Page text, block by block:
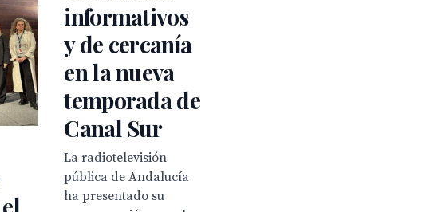
informativos
y de cercanía
en la nueva
temporada de
Canal Sur
La radiotelevisión
pública de Andalucía
ha presentado su